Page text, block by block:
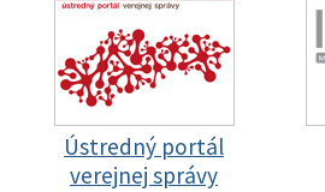
Ústredný portál
verejnej správy